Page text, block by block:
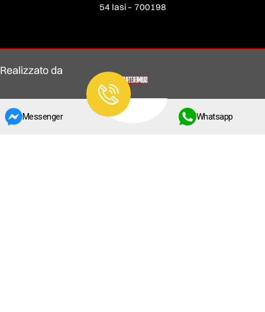
54 Iasi – 700198
Realizzato da
Messenger Whatsapp